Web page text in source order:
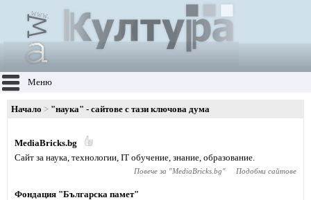
Меню
Начало "наука" - сайтове с тази ключова дума
MediaBricks.bg
Сайт за наука, технологии, IT обучение, знание, образование.
Повече за "MediaBricks.bg" Подобни сайтове
Фондация "Българска памет"